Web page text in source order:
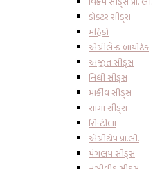
ડોક્ટર સીડ્સ
મહિકો
એગ્રીલેન્ડ બાયોટેક
અજીત સીડ્સ
નિધી સીડ્સ
માર્કીવ સીડ્સ
સાગા સીડ્સ
સિન્ટીલા
એગ્રીટોપ પ્રા.લી.
મંગલમ સીડ્સ